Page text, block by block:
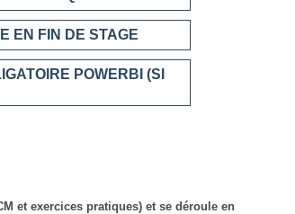
EN FIN DE STAGE
POWERBI (SI
et exercices pratiques) et se déroule en